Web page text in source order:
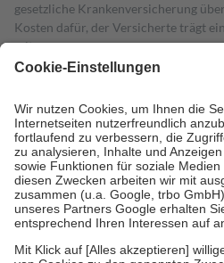
gesetzliche Krankenversicherung
Kosten dafür, der Versicherte trägt
mit.
Grundsätzlich leisten Mitglieder
höchstens zehn Euro.
Es sind jedoch
Kosten der Leistung zu entrichten.
Diese Regeln gelten grundsätzlich
Bei Heilmitteln und häuslicher
Zuzahlung zehn Prozent der Kosten
Verordnung.
Um das Engagement der
stärken und die besondere Stellung
fallenkeine Zuzahlungenan bei: